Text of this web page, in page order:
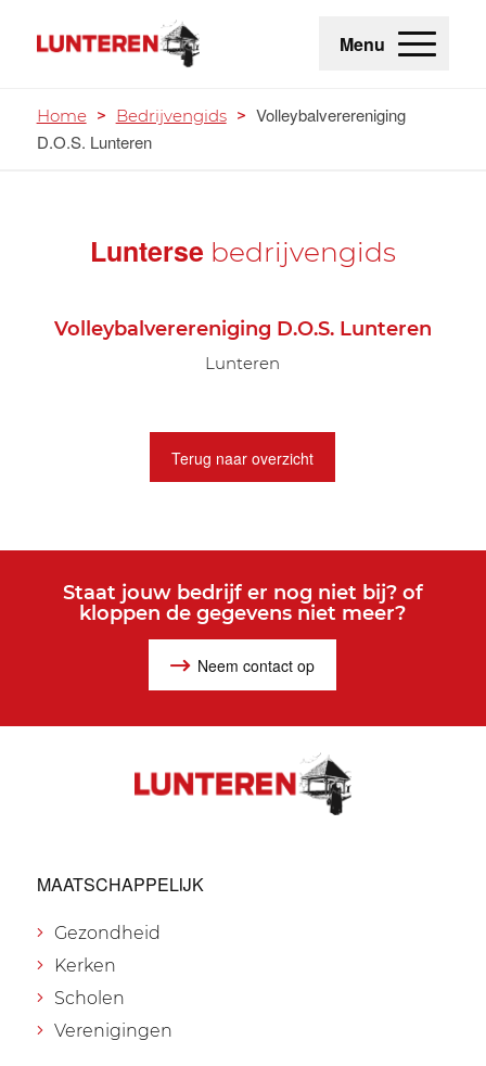
Menu
Home > Bedrijvengids > Volleybalverereniging
D.O.S. Lunteren
Lunterse bedrijvengids
Volleybalverereniging D.O.S. Lunteren
Lunteren
Terug naar overzicht
Staat jouw bedrijf er nog niet bij? of
kloppen de gegevens niet meer?
Neem contact op
MAATSCHAPPELIJK
Gezondheid
Kerken
Scholen
Verenigingen